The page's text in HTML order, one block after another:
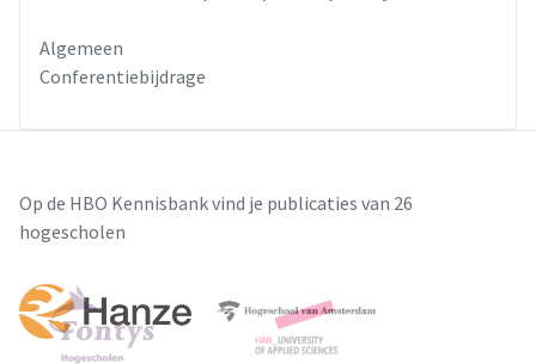
Algemeen
Conferentiebijdrage
Op de HBO Kennisbank vind je publicaties van 26
hogescholen